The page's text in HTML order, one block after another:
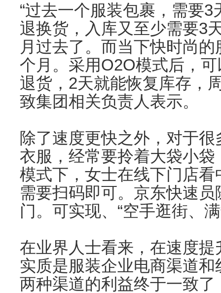
“过去一个服装包裹，需要
退换货，入库又至少需要3
月过去了。而当下快时尚
个月。采用O2O模式后，
退货，2天就能恢复库存，
致集团相关负责人表示。
除了速度更快之外，对于
衣服，经常要拎着大袋小
模式下，女士在线下门店
需要扫码即可。京东快速
门。可实现、“空手逛街、
在业界人士看来，在速度
实质是服装企业电商渠道
两种渠道的利益终于一致